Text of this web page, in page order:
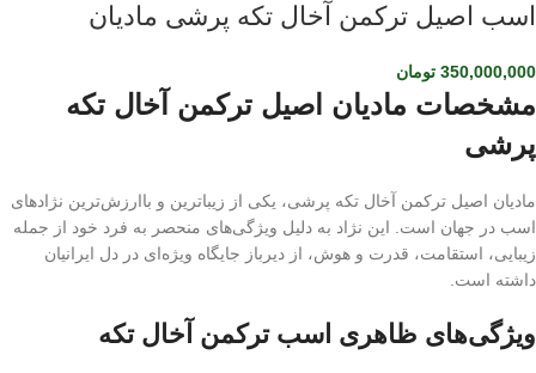
اسب اصیل ترکمن آخال تکه پرشی مادیان
350,000,000 تومان
مشخصات مادیان اصیل ترکمن آخال تکه
پرشی
مادیان اصیل ترکمن آخال تکه پرشی، یکی از زیباترین و باارزش‌ترین نژادهای
اسب در جهان است. این نژاد به دلیل ویژگی‌های منحصر به فرد خود از جمله
زیبایی، استقامت، قدرت و هوش، از دیرباز جایگاه ویژه‌ای در دل ایرانیان
داشته است.
ویژگی‌های ظاهری اسب ترکمن آخال تکه